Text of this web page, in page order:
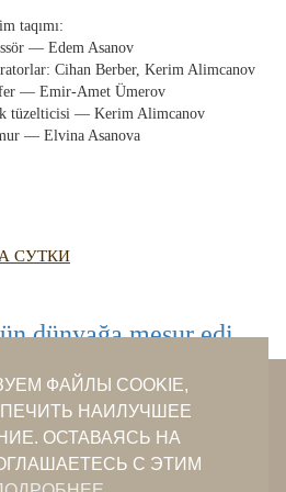
KÖYLER
taqımı:
— Edem Asanov
Cihan Berber, Kerim Alimcanov
— Emir-Amet Ümerov
tüzelticisi — Kerim Alimcanov
— Elvina Asanova
СУТКИ
dünyağa meşur edi
ФАЙЛЫ COOKIE,
НАИЛУЧШЕЕ
ОСТАВАЯСЬ НА
С ЭТИМ